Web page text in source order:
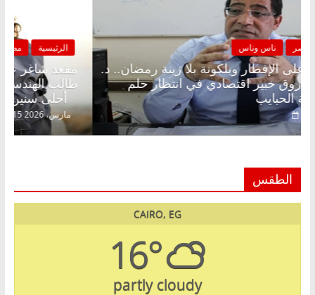
الرئيسية مصر ناس وناس
مقعد شاغر على الإفطار وبلكونة بلا زينة رمضان.. د.
عبدالخالق فاروق خبير اقتصادي في انتظار حلم
الحرية ولمة الحبايب
22 فبراير، 2026
الطقس
CAIRO, EG
16°
partly cloudy